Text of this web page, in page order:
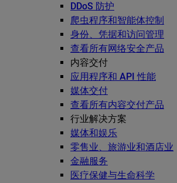
DDoS 防护
爬虫程序和智能体控制
身份、凭据和访问管理
查看所有网络安全产品
内容交付
应用程序和 API 性能
媒体交付
查看所有内容交付产品
行业解决方案
媒体和娱乐
零售业、旅游业和酒店业
金融服务
医疗保健与生命科学